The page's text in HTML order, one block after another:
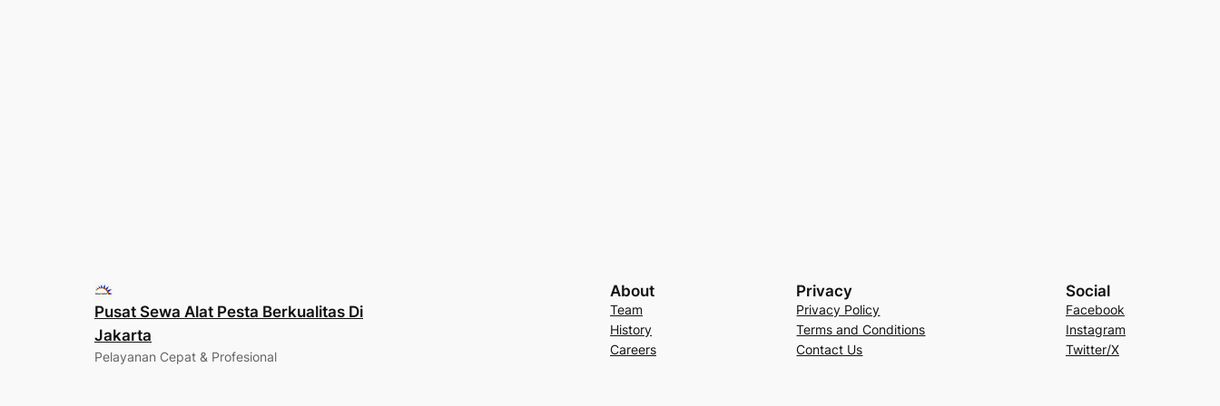
Pusat Sewa Alat Pesta Berkualitas Di
Jakarta
Pelayanan Cepat & Profesional
About
Team
History
Careers
Privacy
Privacy Policy
Terms and Conditions
Contact Us
Social
Facebook
Instagram
Twitter/X